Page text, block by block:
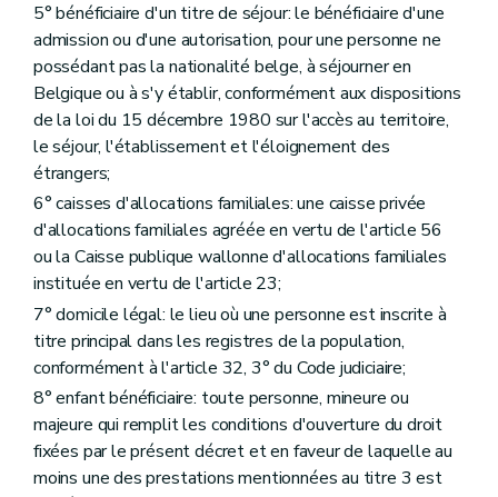
Art. 46
Art. 46
Art. 47
Art. 48
Art. 49
Art. 50
Art. 50/1
Chapitre VI
Art. 51
Art. 52
Chapitre VII Le contrôle
Art. 53
Art. 54
Art. 55
Titre VI Les caisses privées d'allocations familiales
Chapitre I
L'agrément
Art. 56
Art. 57
Art. 58
Art. 59
Chapitre II
Le financement
Section 1re
Généralités
Art. 60
5° bénéficiaire d'un titre de séjour: le bénéficiaire d'une
admission ou d'une autorisation, pour une personne ne
possédant pas la nationalité belge, à séjourner en
Belgique ou à s'y établir, conformément aux dispositions
de la loi du 15 décembre 1980 sur l'accès au territoire,
le séjour, l'établissement et l'éloignement des
étrangers;
6° caisses d'allocations familiales: une caisse privée
d'allocations familiales agréée en vertu de l'article 56
ou la Caisse publique wallonne d'allocations familiales
instituée en vertu de l'article 23;
7° domicile légal: le lieu où une personne est inscrite à
titre principal dans les registres de la population,
conformément à l'article 32, 3° du Code judiciaire;
8° enfant bénéficiaire: toute personne, mineure ou
majeure qui remplit les conditions d'ouverture du droit
fixées par le présent décret et en faveur de laquelle au
moins une des prestations mentionnées au titre 3 est